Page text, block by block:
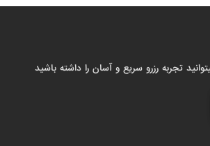
تجربه رزرو سریع و آسان را داشته باشید